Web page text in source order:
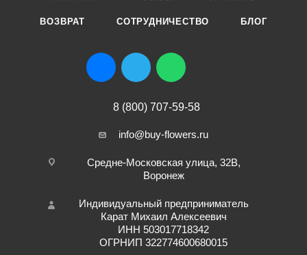
ВОЗВРАТ СОТРУДНИЧЕСТВО БЛОГ
8 (800) 707-59-58
info@buy-flowers.ru
Средне-Московская улица, 32В,
Воронеж
Индивидуальный предприниматель
Карат Михаил Алексеевич
ИНН 503017718342
ОГРНИП 322774600680015